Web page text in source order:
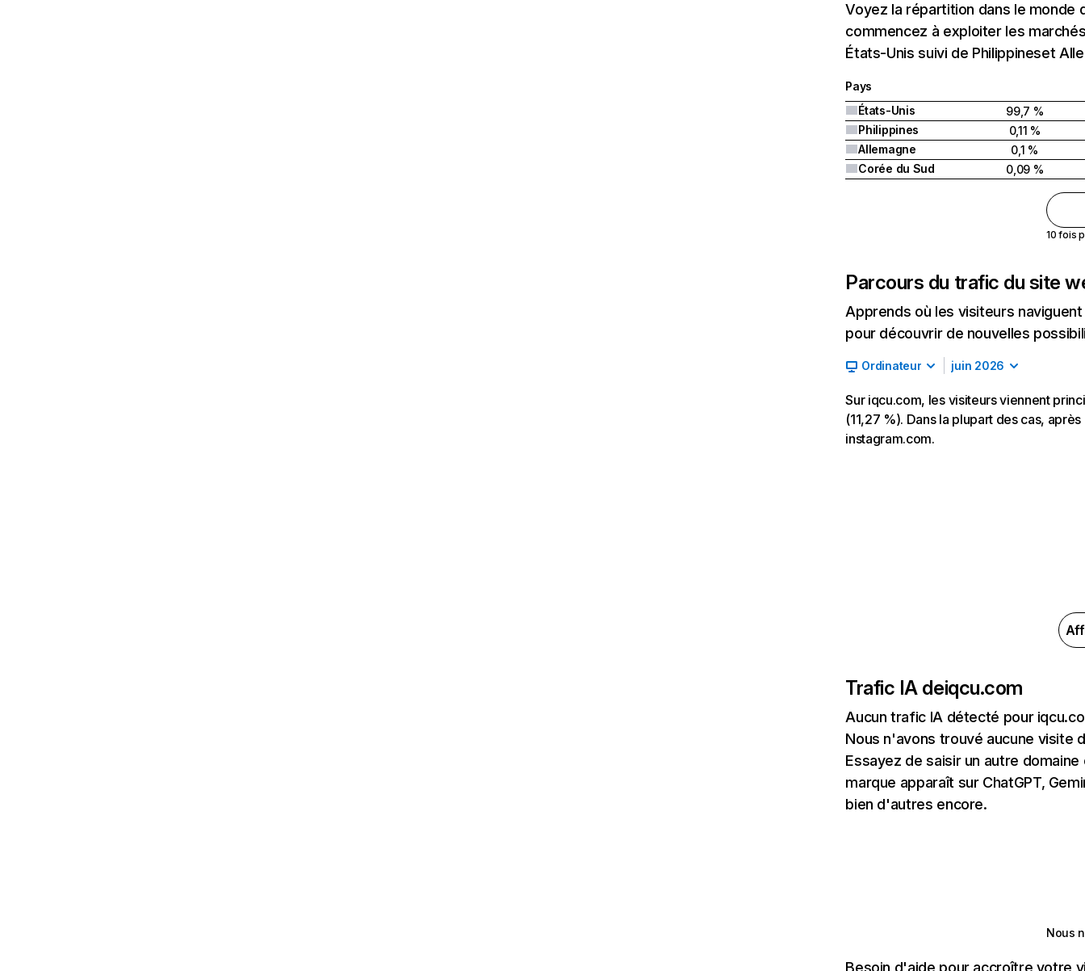
Voyez la répartition dans le
commencez à exploiter les
États-Unis suivi de Philippineset
Pays
États-Unis
99,7 %
Philippines
0,11 %
Allemagne
0,1 %
Corée du Sud
0,09 %
10 fois
Parcours du trafic du site
Apprends où les visiteurs
pour découvrir de nouvelles
Ordinateur juin 2026
Sur iqcu.com, les visiteurs viennent
(11,27 %). Dans la plupart des cas,
instagram.com.
Trafic IA deiqcu.com
Aucun trafic IA détecté pour
Nous n'avons trouvé aucune visite
Essayez de saisir un autre
marque apparaît sur ChatGPT,
bien d'autres encore.
Nous
Besoin d'aide pour accroître votre